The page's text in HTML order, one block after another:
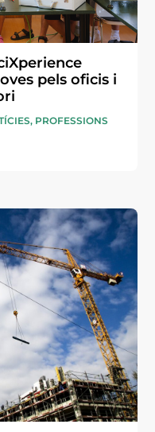
pels oficis i
, PROFESSIONS